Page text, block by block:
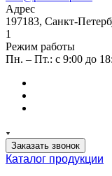
Адрес
197183, Санкт-
1
Режим работы
Пн. – Пт.: с 9:00 до
Заказать звонок
Каталог продукции